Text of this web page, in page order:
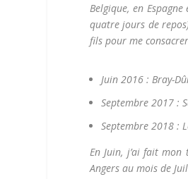
Belgique, en
quatre jours de
fils pour me
Juin 2016 : Bray-
Septembre 2017 :
Septembre 2018 :
En Juin, j’ai fait
Angers au mois de